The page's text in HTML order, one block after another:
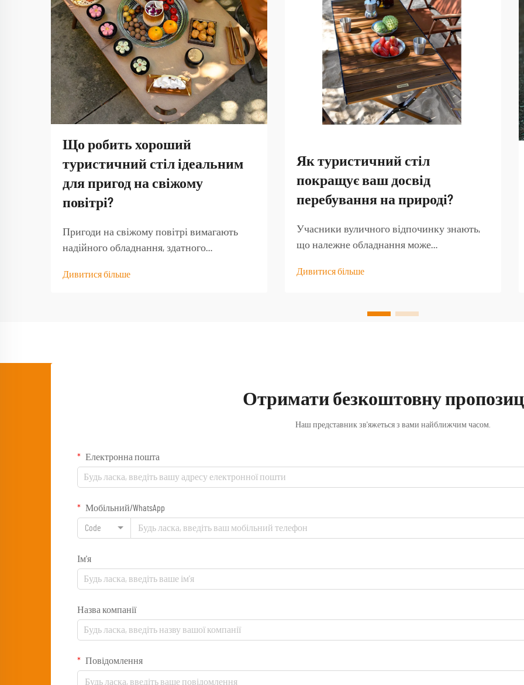
Що робить хороший
туристичний стіл ідеальним
для пригод на свіжому
повітрі?
Пригоди на свіжому повітрі вимагають
надійного обладнання, здатного
умов і забезпечити функціональність тоді,
Дивитися більше
Як туристичний стіл
покращує ваш досвід
перебування на природі?
Учасники вуличного відпочинку знають,
що належне обладнання може
на незабутню пригоду. Серед найменш
Дивитися більше
Отримати безкоштовну
Наш представник зв'яжеться з вами найближчим часом.
Електронна пошта
Мобільний/WhatsApp
Code
Ім'я
Назва компанії
Повідомлення